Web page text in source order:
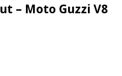
– Moto Guzzi V8